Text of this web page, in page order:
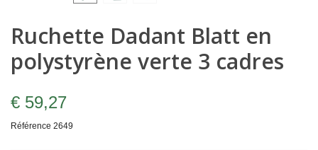
Ruchette Dadant Blatt en
polystyrène verte 3 cadres
€ 59,27
Référence 2649